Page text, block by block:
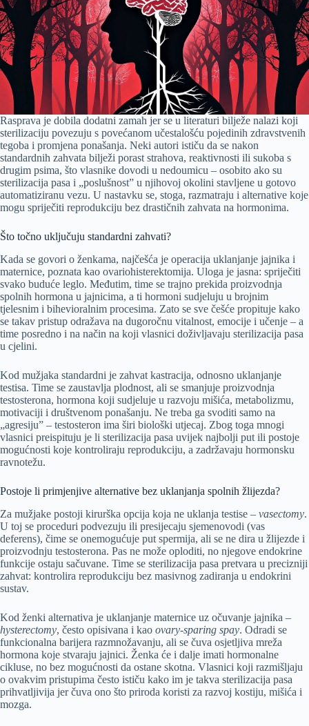
Rasprava je dobila dodatni zamah jer se u literaturi bilježe nalazi koji
sterilizaciju povezuju s povećanom učestalošću pojedinih zdravstvenih
tegoba i promjena ponašanja. Neki autori ističu da se nakon
standardnih zahvata bilježi porast strahova, reaktivnosti ili sukoba s
drugim psima, što vlasnike dovodi u nedoumicu – osobito ako su
sterilizacija pasa i „poslušnost” u njihovoj okolini stavljene u gotovo
automatiziranu vezu. U nastavku se, stoga, razmatraju i alternative koje
mogu spriječiti reprodukciju bez drastičnih zahvata na hormonima.
Što točno uključuju standardni zahvati?
Kada se govori o ženkama, najčešća je operacija uklanjanje jajnika i
maternice, poznata kao ovariohisterektomija. Uloga je jasna: spriječiti
svako buduće leglo. Međutim, time se trajno prekida proizvodnja
spolnih hormona u jajnicima, a ti hormoni sudjeluju u brojnim
tjelesnim i bihevioralnim procesima. Zato se sve češće propituje kako
se takav pristup odražava na dugoročnu vitalnost, emocije i učenje – a
time posredno i na način na koji vlasnici doživljavaju sterilizacija pasa
u cjelini.
Kod mužjaka standardni je zahvat kastracija, odnosno uklanjanje
testisa. Time se zaustavlja plodnost, ali se smanjuje proizvodnja
testosterona, hormona koji sudjeluje u razvoju mišića, metabolizmu,
motivaciji i društvenom ponašanju. Ne treba ga svoditi samo na
„agresiju” – testosteron ima širi biološki utjecaj. Zbog toga mnogi
vlasnici preispituju je li sterilizacija pasa uvijek najbolji put ili postoje
mogućnosti koje kontroliraju reprodukciju, a zadržavaju hormonsku
ravnotežu.
Postoje li primjenjive alternative bez uklanjanja spolnih žlijezda?
Za mužjake postoji kirurška opcija koja ne uklanja testise – vasectomy.
U toj se proceduri podvezuju ili presijecaju sjemenovodi (vas
deferens), čime se onemogućuje put spermija, ali se ne dira u žlijezde i
proizvodnju testosterona. Pas ne može oploditi, no njegove endokrine
funkcije ostaju sačuvane. Time se sterilizacija pasa pretvara u precizniji
zahvat: kontrolira reprodukciju bez masivnog zadiranja u endokrini
sustav.
Kod ženki alternativa je uklanjanje maternice uz očuvanje jajnika –
hysterectomy, često opisivana i kao ovary-sparing spay. Odradi se
funkcionalna barijera razmnožavanju, ali se čuva osjetljiva mreža
hormona koje stvaraju jajnici. Ženka će i dalje imati hormonalne
cikluse, no bez mogućnosti da ostane skotna. Vlasnici koji razmišljaju
o ovakvim pristupima često ističu kako im je takva sterilizacija pasa
prihvatljivija jer čuva ono što priroda koristi za razvoj kostiju, mišića i
mozga.